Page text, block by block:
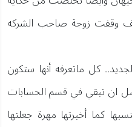
وقفت زوجة صاحب الشركه
كل ماتعرفه أنها ستكون
ان تبقي في قسم الحسابات
كما أخبرتها مهرة جعلتها